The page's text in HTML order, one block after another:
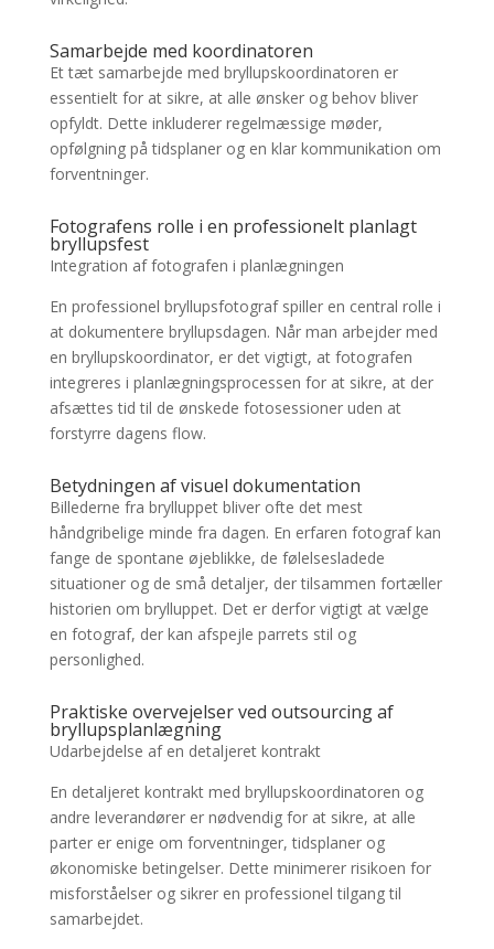
Samarbejde med koordinatoren
Et tæt samarbejde med bryllupskoordinatoren er
essentielt for at sikre, at alle ønsker og behov bliver
opfyldt. Dette inkluderer regelmæssige møder,
opfølgning på tidsplaner og en klar kommunikation om
forventninger.
Fotografens rolle i en professionelt planlagt
bryllupsfest
Integration af fotografen i planlægningen
En professionel bryllupsfotograf spiller en central rolle i
at dokumentere bryllupsdagen. Når man arbejder med
en bryllupskoordinator, er det vigtigt, at fotografen
integreres i planlægningsprocessen for at sikre, at der
afsættes tid til de ønskede fotosessioner uden at
forstyrre dagens flow.
Betydningen af visuel dokumentation
Billederne fra brylluppet bliver ofte det mest
håndgribelige minde fra dagen. En erfaren fotograf kan
fange de spontane øjeblikke, de følelsesladede
situationer og de små detaljer, der tilsammen fortæller
historien om brylluppet. Det er derfor vigtigt at vælge
en fotograf, der kan afspejle parrets stil og
personlighed.
Praktiske overvejelser ved outsourcing af
bryllupsplanlægning
Udarbejdelse af en detaljeret kontrakt
En detaljeret kontrakt med bryllupskoordinatoren og
andre leverandører er nødvendig for at sikre, at alle
parter er enige om forventninger, tidsplaner og
økonomiske betingelser. Dette minimerer risikoen for
misforståelser og sikrer en professionel tilgang til
samarbejdet.